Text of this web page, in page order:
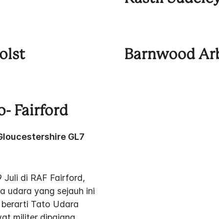
Barnwood
Fairford
GL7
Juli di RAF Fairford,
udara yang sejauh ini
Tato Udara